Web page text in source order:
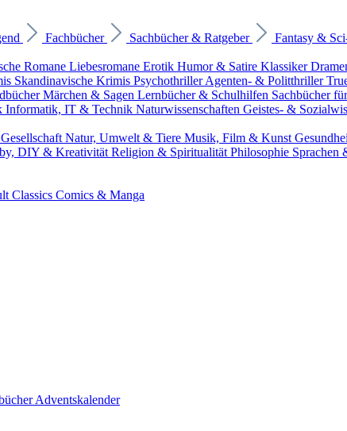
Fachbücher Sachbücher & Ratgeber Fantasy &
Romane Liebesromane Erotik Humor & Satire Klassiker
Skandinavische Krimis PsychothrillerAgenten- & Politthriller
Märchen & Sagen Lernbücher & Schulhilfen Sachbücher
Informatik, IT & Technik Naturwissenschaften Geistes- &
Natur, Umwelt & Tiere Musik, Film & Kunst
DIY & Kreativität Religion & Spiritualität Philosophie Sprachen
Classics Comics & Manga
Adventskalender